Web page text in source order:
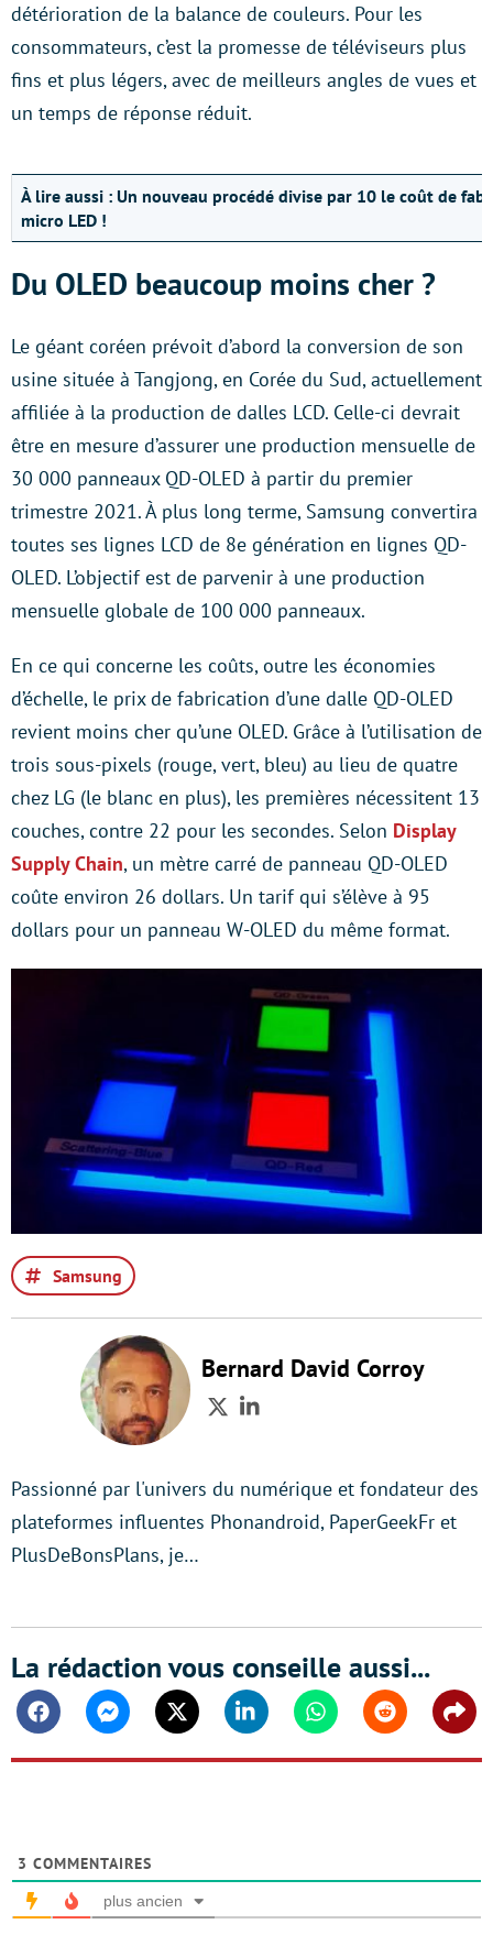
détérioration de la balance de couleurs. Pour les
consommateurs, c’est la promesse de téléviseurs plus
fins et plus légers, avec de meilleurs angles de vues et
un temps de réponse réduit.
À lire aussi : Un nouveau procédé divise par 10 le coût de
micro LED !
Du OLED beaucoup moins cher ?
Le géant coréen prévoit d’abord la conversion de son
usine située à Tangjong, en Corée du Sud, actuellement
affiliée à la production de dalles LCD. Celle-ci devrait
être en mesure d’assurer une production mensuelle de
30 000 panneaux QD-OLED à partir du premier
trimestre 2021. À plus long terme, Samsung convertira
toutes ses lignes LCD de 8e génération en lignes QD-
OLED. L’objectif est de parvenir à une production
mensuelle globale de 100 000 panneaux.
En ce qui concerne les coûts, outre les économies
d’échelle, le prix de fabrication d’une dalle QD-OLED
revient moins cher qu’une OLED. Grâce à l’utilisation de
trois sous-pixels (rouge, vert, bleu) au lieu de quatre
chez LG (le blanc en plus), les premières nécessitent 13
couches, contre 22 pour les secondes. Selon Display
Supply Chain, un mètre carré de panneau QD-OLED
coûte environ 26 dollars. Un tarif qui s’élève à 95
dollars pour un panneau W-OLED du même format.
Samsung
Bernard David Corroy
TwitterLinkedIn
Passionné par l'univers du numérique et fondateur des
plateformes influentes Phonandroid, PaperGeekFr et
PlusDeBonsPlans, je…
La rédaction vous conseille aussi...
FacebookMessengerTwitter Linkedin WhatsappReddit
3 COMMENTAIRES
plus ancien